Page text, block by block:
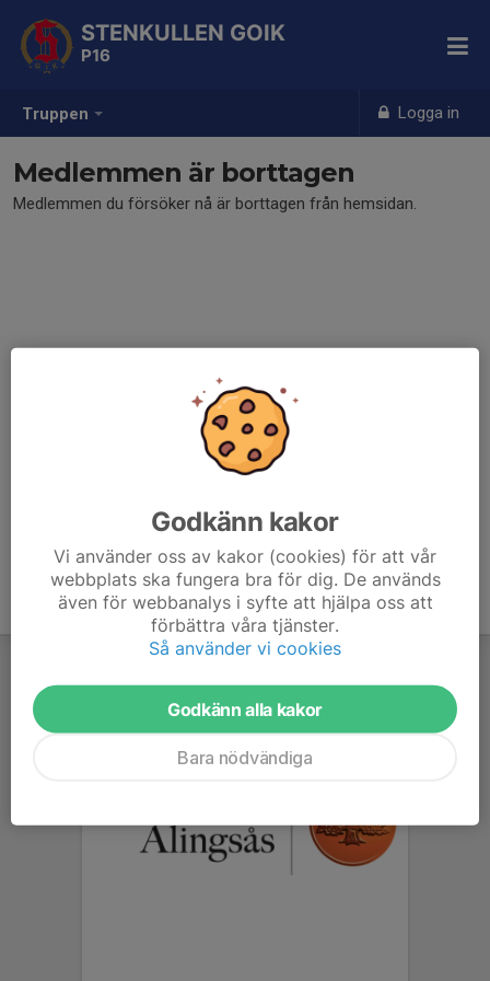
Truppen Logga in
STENKULLEN GOIK
P16
Medlemmen är borttagen
Medlemmen du försöker nå är borttagen från hemsidan.
Godkänn kakor
Vi använder oss av kakor (cookies) för att vår
webbplats ska fungera bra för dig. De används
även för webbanalys i syfte att hjälpa oss att
förbättra våra tjänster.
Så använder vi cookies
Godkänn alla kakor
Bara nödvändiga